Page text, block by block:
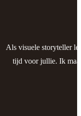
Als visuele storyteller
tijd voor jullie. Ik